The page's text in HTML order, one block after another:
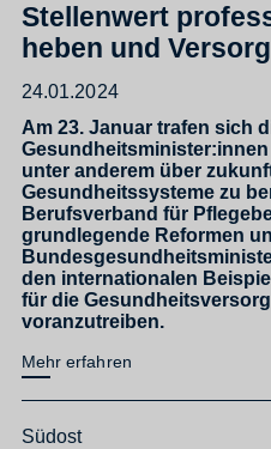
Stellenwert
heben und
24.01.2024
Am 23. Januar trafen sich
unter anderem über
Gesundheitssysteme zu
Berufsverband für
grundlegende Reformen
den internationalen
für die
voranzutreiben.
Mehr erfahren
Südost